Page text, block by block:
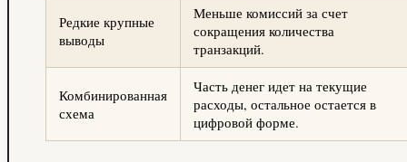
Редкие крупные
выводы
Меньше комиссий за счет
сокращения количества
транзакций.
Комбинированная
схема
Часть денег идет на текущие
расходы, остальное остается в
цифровой форме.